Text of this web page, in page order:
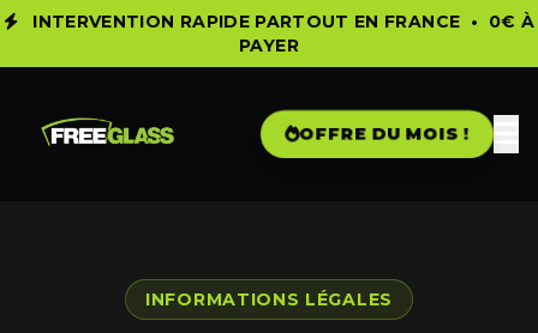
INTERVENTION RAPIDE PARTOUT EN FRANCE • 0€ À
PAYER
OFFRE DU MOIS !
INFORMATIONS LÉGALES